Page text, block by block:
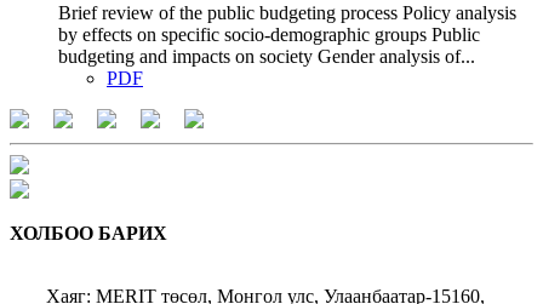
Brief review of the public budgeting process Policy analysis
by effects on specific socio-demographic groups Public
budgeting and impacts on society Gender analysis of...
PDF
ХОЛБОО БАРИХ
Хаяг: MERIT төсөл, Монгол улс, Улаанбаатар-15160,